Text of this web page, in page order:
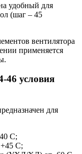
удобный для
(шаг – 45
вентилятора
применяется
46 условия
для
С;
С;